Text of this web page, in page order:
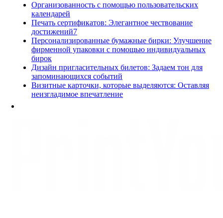
Организованность с помощью пользовательских
календарей
Печать сертификатов: Элегантное чествование
достижений7
Персонализированные бумажные бирки: Улучшение
фирменной упаковки с помощью индивидуальных
бирок
Дизайн пригласительных билетов: Задаем тон для
запоминающихся событий
Визитные карточки, которые выделяются: Оставляя
неизгладимое впечатление